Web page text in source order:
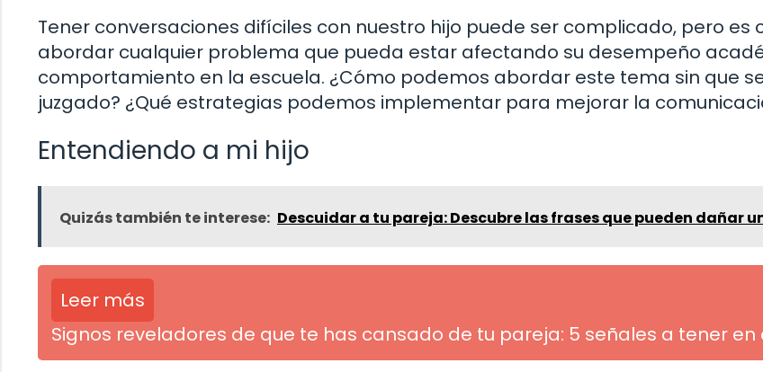
Tener conversaciones difíciles con nuestro hijo puede ser complicado, pero es
abordar cualquier problema que pueda estar afectando su desempeño
comportamiento en la escuela. ¿Cómo podemos abordar este tema sin que
juzgado? ¿Qué estrategias podemos implementar para mejorar la
Entendiendo a mi hijo
Quizás también te interese: Descuidar a tu pareja: Descubre las frases que pueden dañar
Leer más
Signos reveladores de que te has cansado de tu pareja: 5 señales a tener en